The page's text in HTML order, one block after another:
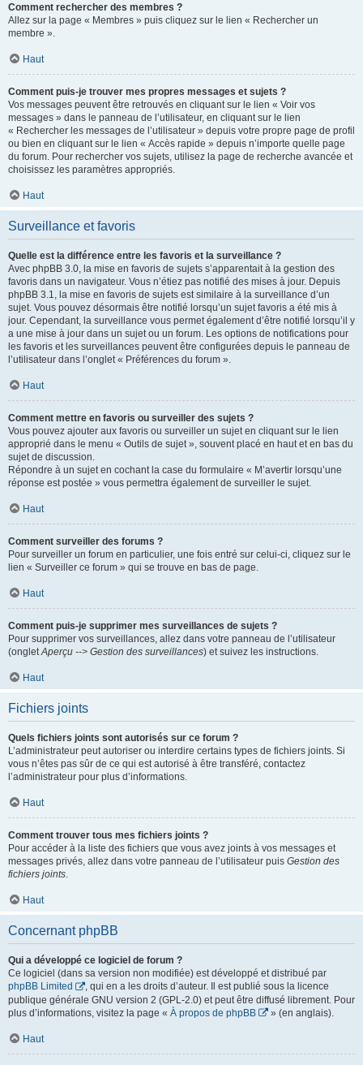
Comment rechercher des membres ?
Allez sur la page « Membres » puis cliquez sur le lien « Rechercher un
membre ».
Haut
Comment puis-je trouver mes propres messages et sujets ?
Vos messages peuvent être retrouvés en cliquant sur le lien « Voir vos
messages » dans le panneau de l’utilisateur, en cliquant sur le lien
« Rechercher les messages de l’utilisateur » depuis votre propre page de profil
ou bien en cliquant sur le lien « Accès rapide » depuis n’importe quelle page
du forum. Pour rechercher vos sujets, utilisez la page de recherche avancée et
choisissez les paramètres appropriés.
Haut
Surveillance et favoris
Quelle est la différence entre les favoris et la surveillance ?
Avec phpBB 3.0, la mise en favoris de sujets s’apparentait à la gestion des
favoris dans un navigateur. Vous n’étiez pas notifié des mises à jour. Depuis
phpBB 3.1, la mise en favoris de sujets est similaire à la surveillance d’un
sujet. Vous pouvez désormais être notifié lorsqu’un sujet favoris a été mis à
jour. Cependant, la surveillance vous permet également d’être notifié lorsqu’il y
a une mise à jour dans un sujet ou un forum. Les options de notifications pour
les favoris et les surveillances peuvent être configurées depuis le panneau de
l’utilisateur dans l’onglet « Préférences du forum ».
Haut
Comment mettre en favoris ou surveiller des sujets ?
Vous pouvez ajouter aux favoris ou surveiller un sujet en cliquant sur le lien
approprié dans le menu « Outils de sujet », souvent placé en haut et en bas du
sujet de discussion.
Répondre à un sujet en cochant la case du formulaire « M’avertir lorsqu’une
réponse est postée » vous permettra également de surveiller le sujet.
Haut
Comment surveiller des forums ?
Pour surveiller un forum en particulier, une fois entré sur celui-ci, cliquez sur le
lien « Surveiller ce forum » qui se trouve en bas de page.
Haut
Comment puis-je supprimer mes surveillances de sujets ?
Pour supprimer vos surveillances, allez dans votre panneau de l’utilisateur
(ongletAperçu --> Gestion des surveillances) et suivez les instructions.
Haut
Fichiers joints
Quels fichiers joints sont autorisés sur ce forum ?
L’administrateur peut autoriser ou interdire certains types de fichiers joints. Si
vous n’êtes pas sûr de ce qui est autorisé à être transféré, contactez
l’administrateur pour plus d’informations.
Haut
Comment trouver tous mes fichiers joints ?
Pour accéder à la liste des fichiers que vous avez joints à vos messages et
messages privés, allez dans votre panneau de l’utilisateur puis Gestion des
fichiers joints.
Haut
Concernant phpBB
Qui a développé ce logiciel de forum ?
Ce logiciel (dans sa version non modifiée) est développé et distribué par
phpBB Limited
, qui en a les droits d’auteur. Il est publié sous la licence
publique générale GNU version 2 (GPL-2.0) et peut être diffusé librement. Pour
plus d’informations, visitez la page « À propos de phpBB » (en anglais).
Haut